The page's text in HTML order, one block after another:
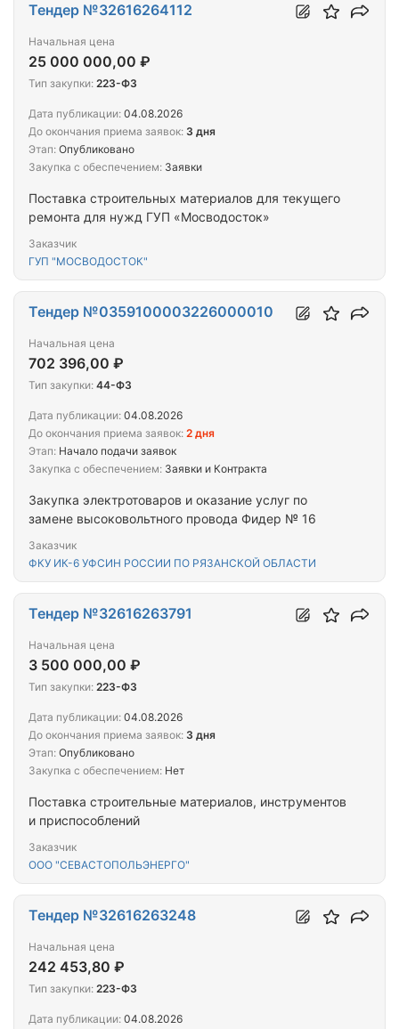
Поставка строительных материалов для текущего
ремонта для нужд ГУП «Мосводосток»
Заказчик
ГУП "МОСВОДОСТОК"
Тендер №32616264112
Начальная цена
25 000 000,00 ₽
Тип закупки: 223-ФЗ
Дата публикации: 04.08.2026
До окончания приема заявок: 3 дня
Этап: Опубликовано
Закупка с обеспечением: Заявки
Закупка электротоваров и оказание услуг по
замене высоковольтного провода Фидер № 16
Заказчик
ФКУ ИК-6 УФСИН РОССИИ ПО РЯЗАНСКОЙ ОБЛАСТИ
Тендер №0359100003226000010
Начальная цена
702 396,00 ₽
Тип закупки: 44-ФЗ
Дата публикации: 04.08.2026
До окончания приема заявок: 2 дня
Этап: Начало подачи заявок
Закупка с обеспечением: Заявки и Контракта
Поставка строительные материалов, инструментов
и приспособлений
Заказчик
ООО "СЕВАСТОПОЛЬЭНЕРГО"
Тендер №32616263791
Начальная цена
3 500 000,00 ₽
Тип закупки: 223-ФЗ
Дата публикации: 04.08.2026
До окончания приема заявок: 3 дня
Этап: Опубликовано
Закупка с обеспечением: Нет
Тендер №32616263248
Начальная цена
242 453,80 ₽
Тип закупки: 223-ФЗ
Дата публикации: 04.08.2026